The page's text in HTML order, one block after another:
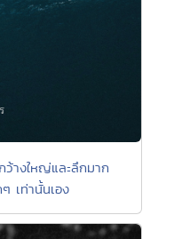
ว้างใหญ่และลึกมาก
เท่านั้นเอง